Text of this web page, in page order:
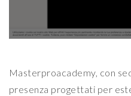
Masterproacademy, con
presenza progettati per